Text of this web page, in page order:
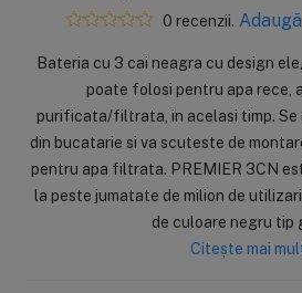
0 recenzii.
Bateria cu 3 cai neagra cu design
poate folosi pentru apa rece,
purificata/filtrata, in acelasi timp. Se
din bucatarie si va scuteste de
pentru apa filtrata. PREMIER 3CN
la peste jumatate de milion de
de culoare negru tip
Citește mai